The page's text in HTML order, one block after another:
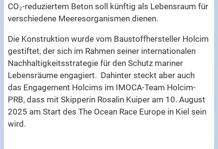
CO₂-reduziertem Beton soll künftig als Lebensraum für
verschiedene Meeresorganismen dienen.
Die Konstruktion wurde vom Baustoffhersteller Holcim
gestiftet, der sich im Rahmen seiner internationalen
Nachhaltigkeitsstrategie für den Schutz mariner
Lebensräume engagiert. Dahinter steckt aber auch
das Engagement Holcims im IMOCA-Team Holcim-
PRB, dass mit Skipperin Rosalin Kuiper am 10. August
2025 am Start des The Ocean Race Europe in Kiel sein
wird.